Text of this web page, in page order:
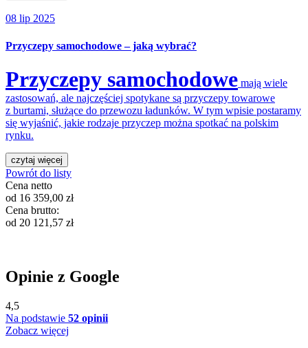
08 lip 2025
Przyczepy samochodowe – jaką wybrać?
Przyczepy samochodowe mają wiele
zastosowań, ale najczęściej spotykane są przyczepy towarowe
z burtami, służące do przewozu ładunków. W tym wpisie postaramy
się wyjaśnić, jakie rodzaje przyczep można spotkać na polskim
rynku.
czytaj więcej
Powrót do listy
Cena netto
od 16 359,00 zł
Cena brutto:
od 20 121,57 zł
Opinie z Google
4,5
Na podstawie 52 opinii
Zobacz więcej